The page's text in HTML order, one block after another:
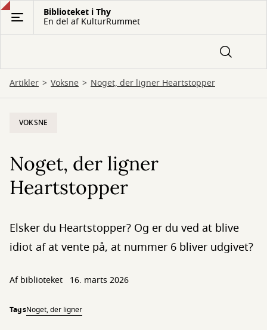
Gå
hovedindhold
Biblioteket i Thy
En del af KulturRummet
Artikler Voksne Noget, der ligner Heartstopper
VOKSNE
Noget, der ligner
Heartstopper
Elsker du Heartstopper? Og er du ved at blive
idiot af at vente på, at nummer 6 bliver udgivet?
Af biblioteket 16. marts 2026
TagsNoget, der ligner